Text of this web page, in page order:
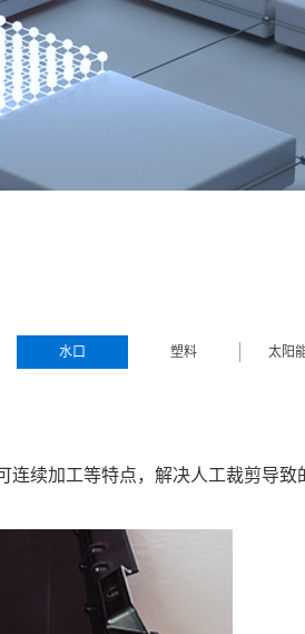
水口 塑料 太阳
连续加工等特点，解决人工裁剪导致